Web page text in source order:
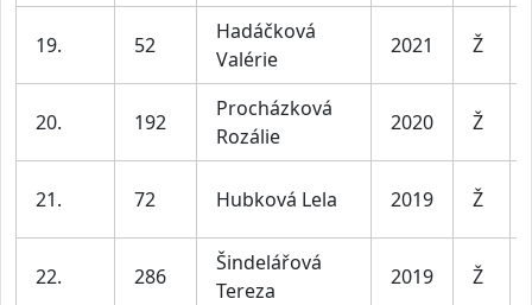
19. 52
Hadáčková
Valérie
2021 Ž
20. 192
Procházková
Rozálie
2020 Ž
21. 72 Hubková Lela 2019 Ž
22. 286
Šindelářová
Tereza
2019 Ž